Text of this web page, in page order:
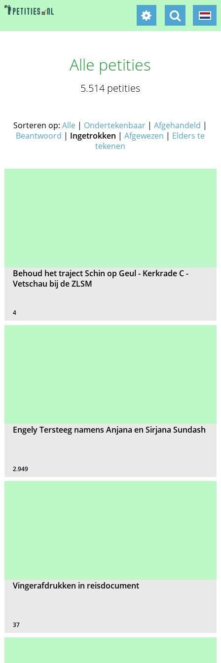
Alle petities
5.514 petities
Sorteren op:Alle | Ondertekenbaar |Afgehandeld |
Beantwoord | Ingetrokken |Afgewezen | Elders te
tekenen
Behoud het traject Schin op Geul - Kerkrade C -
Vetschau bij de ZLSM
4
Engely Tersteeg namens Anjana en Sirjana Sundash
2.949
Vingerafdrukken in reisdocument
37